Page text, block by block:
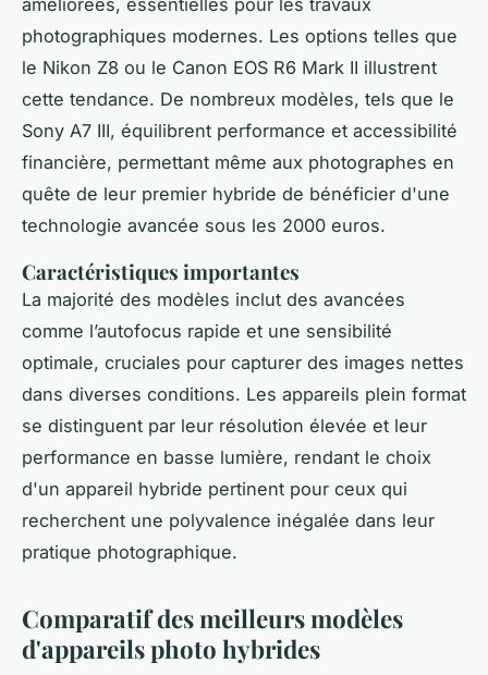
photographiques modernes. Les options telles que
le Nikon Z8 ou le Canon EOS R6 Mark II illustrent
cette tendance. De nombreux modèles, tels que le
Sony A7 III, équilibrent performance et accessibilité
financière, permettant même aux photographes en
quête de leur premier hybride de bénéficier d'une
technologie avancée sous les 2000 euros.
Caractéristiques importantes
La majorité des modèles inclut des avancées
comme l’autofocus rapide et une sensibilité
optimale, cruciales pour capturer des images nettes
dans diverses conditions. Les appareils plein format
se distinguent par leur résolution élevée et leur
performance en basse lumière, rendant le choix
d'un appareil hybride pertinent pour ceux qui
recherchent une polyvalence inégalée dans leur
pratique photographique.
Comparatif des meilleurs modèles
d'appareils photo hybrides